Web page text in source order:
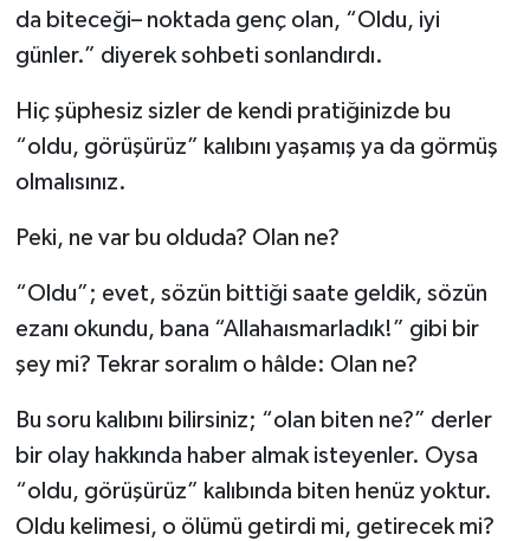
da biteceği– noktada genç olan, “Oldu, iyi
günler.” diyerek sohbeti sonlandırdı.
Hiç şüphesiz sizler de kendi pratiğinizde bu
“oldu, görüşürüz” kalıbını yaşamış ya da görmüş
olmalısınız.
Peki, ne var bu olduda? Olan ne?
“Oldu”; evet, sözün bittiği saate geldik, sözün
ezanı okundu, bana “Allahaısmarladık!” gibi bir
şey mi? Tekrar soralım o hâlde: Olan ne?
Bu soru kalıbını bilirsiniz; “olan biten ne?” derler
bir olay hakkında haber almak isteyenler. Oysa
“oldu, görüşürüz” kalıbında biten henüz yoktur.
Oldu kelimesi, o ölümü getirdi mi, getirecek mi?